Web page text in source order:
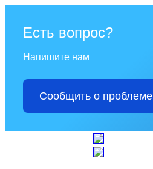
Есть вопрос?
Напишите нам
Сообщить о проблеме